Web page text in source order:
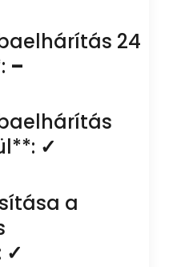
24
–
✓
a
✓